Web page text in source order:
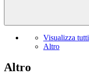
Visualizza tutti
Altro
Altro